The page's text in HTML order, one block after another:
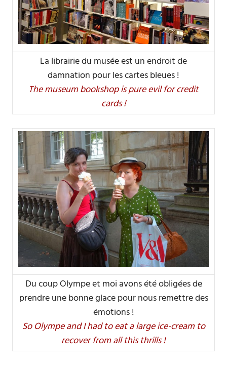
La librairie du musée est un endroit de
damnation pour les cartes bleues !
The museum bookshop is pure evil for credit
cards !
Du coup Olympe et moi avons été obligées de
prendre une bonne glace pour nous remettre des
émotions !
So Olympe and I had to eat a large ice-cream to
recover from all this thrills !